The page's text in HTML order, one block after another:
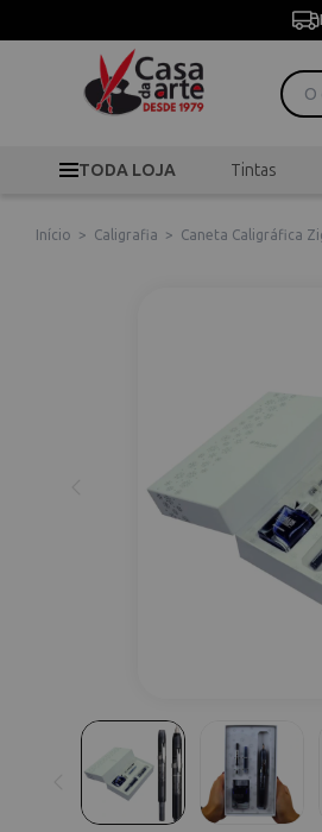
TODA LOJA Tintas
Início > Caligrafia > Caneta Caligráfica